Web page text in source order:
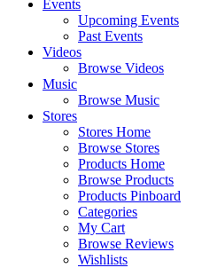
Events
Upcoming Events
Past Events
Videos
Browse Videos
Music
Browse Music
Stores
Stores Home
Browse Stores
Products Home
Browse Products
Products Pinboard
Categories
My Cart
Browse Reviews
Wishlists